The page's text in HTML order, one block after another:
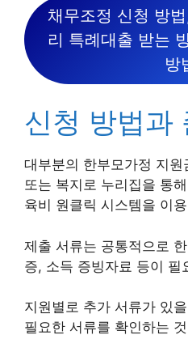
채무조정 신청 방
리 특례대출 받는
방
신청 방법과
대부분의 한부모가정 지
또는 복지로 누리집을 통
육비 원클릭 시스템을 이
제출 서류는 공통적으로
증, 소득 증빙자료 등이 필
지원별로 추가 서류가 있
필요한 서류를 확인하는